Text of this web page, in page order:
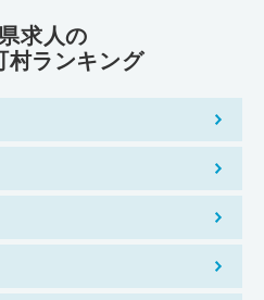
求人の
村ランキング